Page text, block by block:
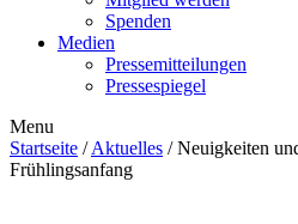
Spenden
Medien
Pressemitteilungen
Pressespiegel
Menu
Startseite /Aktuelles / Neuigkeiten
Frühlingsanfang